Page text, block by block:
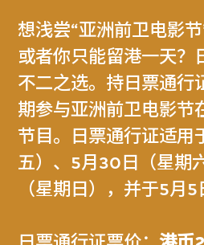
想浅尝“亚洲前卫电影
或者你只能留港一天？
不二之选。持日票通行
期参与亚洲前卫电影节
节目。日票通行证适用
五）、5月30日（星期
（星期日），并于5月5